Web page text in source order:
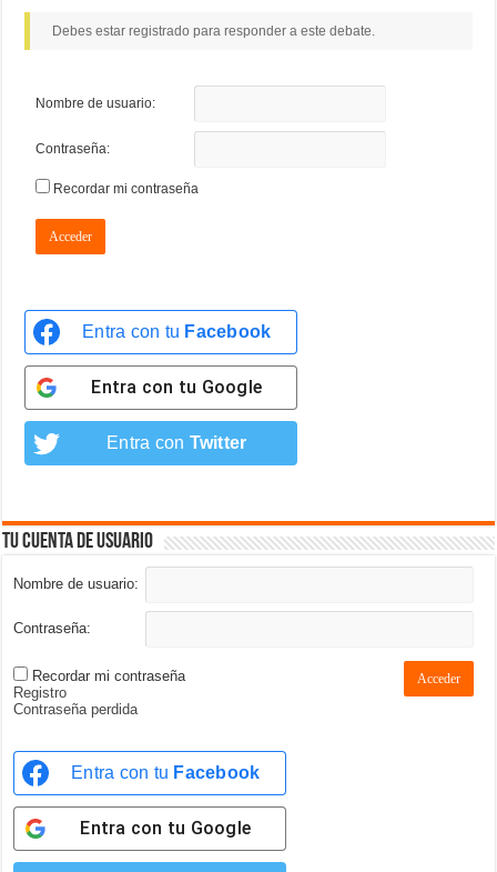
Debes estar registrado para responder a este debate.
Nombre de usuario:
Contraseña:
Recordar mi contraseña
Acceder
Entra con tu Facebook
Entra con tu Google
Entra con Twitter
Tu cuenta de usuario
Nombre de usuario:
Contraseña:
Recordar mi contraseña Acceder
Registro
Contraseña perdida
Entra con tu Facebook
Entra con tu Google